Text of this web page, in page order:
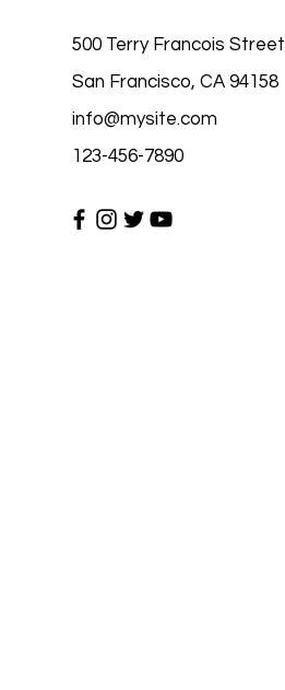
500 Terry Francois Street
San Francisco, CA 94158
info@mysite.com
123-456-7890